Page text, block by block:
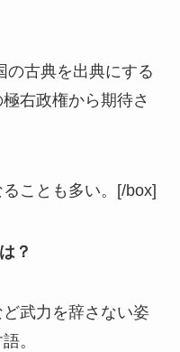
の古典を出典にする
右政権から期待さ
ことも多い。[/box]
？
武力を辞さない姿
。